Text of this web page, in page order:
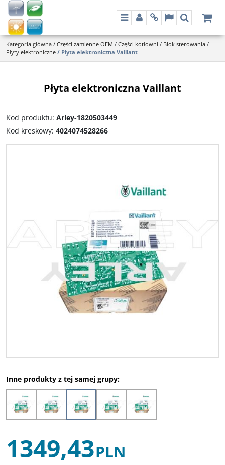
MenuPanelInfoLangSzukaj
Kategoria główna / Części zamienne OEM / Części kotłowni / Blok sterowania /
Płyty elektroniczne / Płyta elektroniczna Vaillant
Płyta elektroniczna Vaillant
Kod produktu: Arley-1820503449
Kod kreskowy: 4024074528266
Inne produkty z tej samej grupy:
1349,43PLN